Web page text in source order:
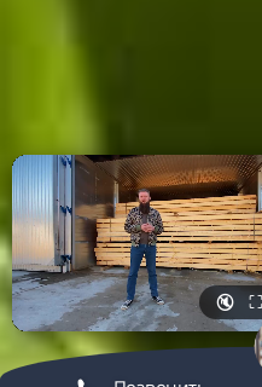
🔇 ⛶